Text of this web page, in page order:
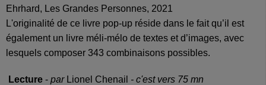
Ehrhard, Les Grandes Personnes, 2021
L'originalité de ce livre pop-up réside dans le fait qu’il est
également un livre méli-mélo de textes et d’images, avec
lesquels composer 343 combinaisons possibles.
Lecture - par Lionel Chenail - c'est vers 75 mn